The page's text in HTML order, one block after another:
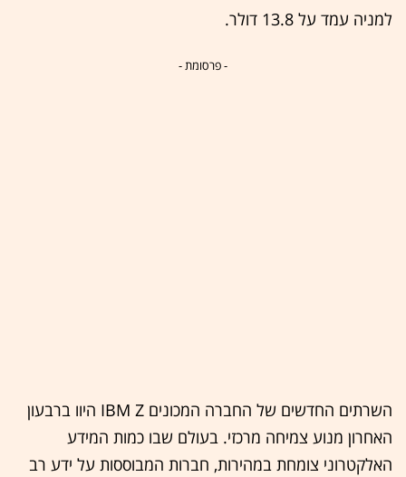
למניה עמד על 13.8 דולר.
- פרסומת -
השרתים החדשים של החברה המכונים IBM Z היוו ברבעון
האחרון מנוע צמיחה מרכזי. בעולם שבו כמות המידע
האלקטרוני צומחת במהירות, חברות המבוססות על ידע רב